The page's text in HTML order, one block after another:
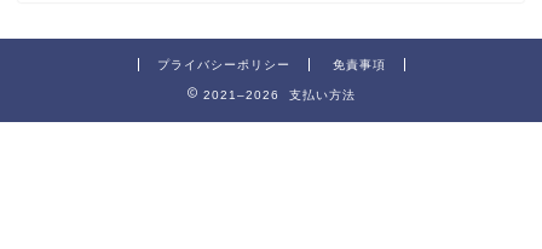
プライバシーポリシー 免責事項
2021–2026 支払い方法